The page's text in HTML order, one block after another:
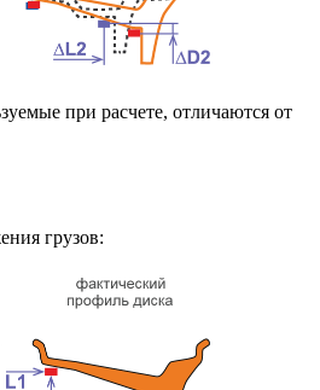
при расчете, отличаются от
грузов: